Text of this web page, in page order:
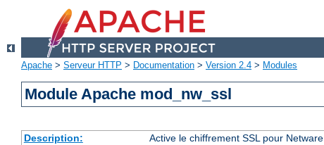
Apache > Serveur HTTP > Documentation > Version 2.4 > Modules
Module Apache mod_nw_ssl
Description:
Active le chiffrement SSL pour Netware